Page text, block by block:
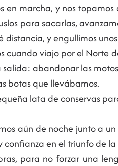
en marcha, y nos
para sacarlas,
y engullimos
cuando viajo por el Norte
abandonar las
botas que llevábamos.
lata de conservas
aún de noche junto a
en el triunfo de
para no forzar una